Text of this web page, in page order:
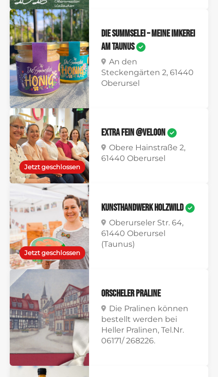
Die Summselei – Meine Imkerei
am Taunus
An den
Steckengärten 2, 61440
Oberursel
Jetzt geschlossen
Extra Fein @veloon
Obere Hainstraße 2,
61440 Oberursel
Jetzt geschlossen
Kunsthandwerk Holzwild
Oberurseler Str. 64,
61440 Oberursel
(Taunus)
Orscheler Praline
Die Pralinen können
bestellt werden bei
Heller Pralinen, Tel.Nr.
06171/ 268226.